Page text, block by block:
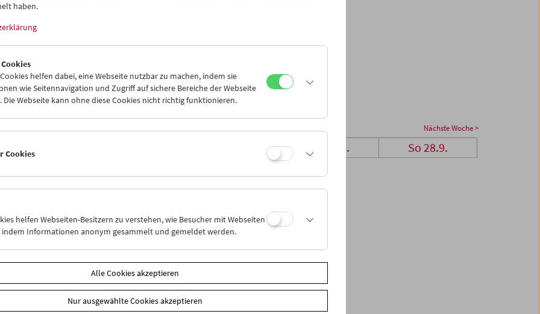
17 18
24 25
08
Nächste Woche >
Mi 24.9. Sa 27.9. So 28.9.
haben.
helfen dabei, eine Webseite nutzbar zu machen, indem sie
wie Seitennavigation und Zugriff auf sichere Bereiche der Webseite
Die Webseite kann ohne diese Cookies nicht richtig funktionieren.
Cookies
helfen Webseiten-Besitzern zu verstehen, wie Besucher mit Webseiten
indem Informationen anonym gesammelt und gemeldet werden.
Alle Cookies akzeptieren
Nur ausgewählte Cookies akzeptieren